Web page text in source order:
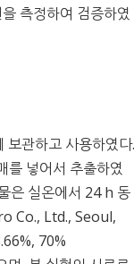
측정하여 검증하였
보관하고 사용하였다.
를 넣어서 추출하였
은 실온에서 24 h 동
Co., Ltd., Seoul,
70%